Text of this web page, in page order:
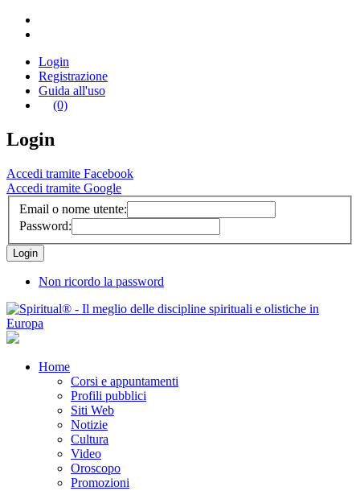
Login
Registrazione
Guida all'uso
(0)
Login
Accedi tramite Facebook
Accedi tramite Google
Email o nome utente:
Password:
Non ricordo la password
Home
Corsi e appuntamenti
Profili pubblici
Siti Web
Notizie
Cultura
Video
Oroscopo
Promozioni